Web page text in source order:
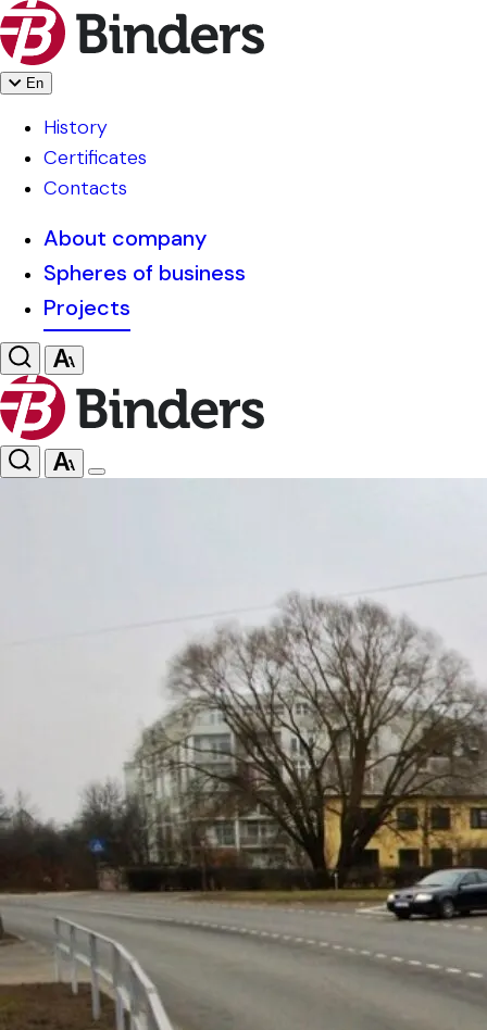
En
History
Certificates
Contacts
About company
Spheres of business
Projects